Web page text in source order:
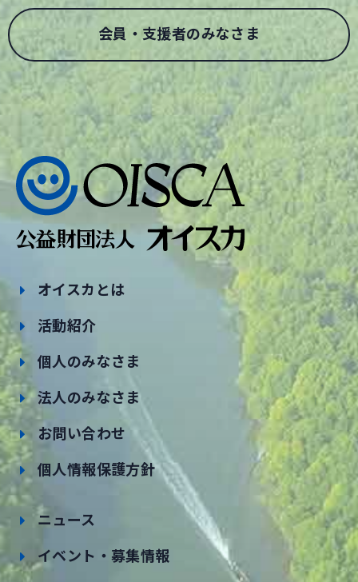
会員・支援者のみなさま
オイスカとは
活動紹介
個人のみなさま
法人のみなさま
お問い合わせ
個人情報保護方針
ニュース
イベント・募集情報